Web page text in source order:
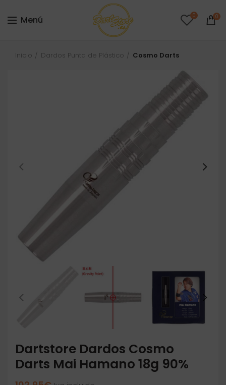
Menú 0 0
Inicio Dardos Punta de Plástico Cosmo Darts
Dartstore Dardos Cosmo
Darts Mai Hamano 18g 90%